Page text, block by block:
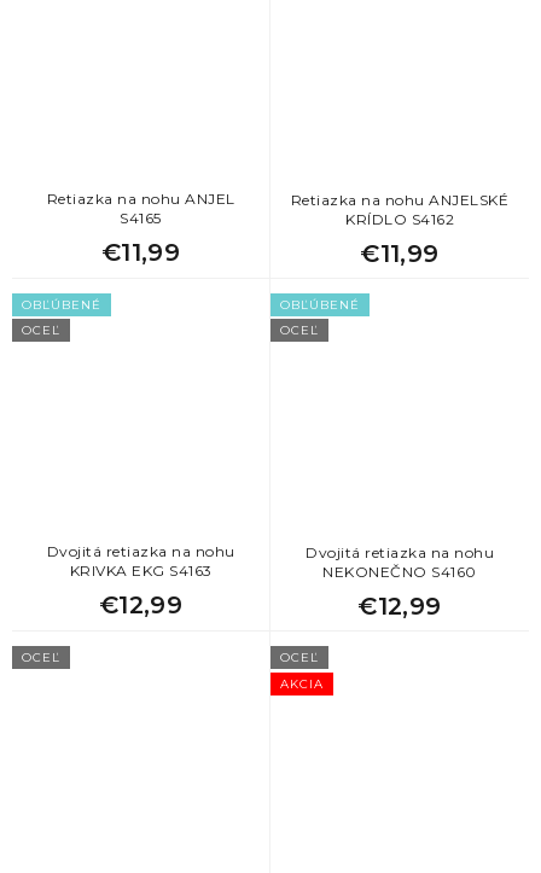
Retiazka na nohu ANJEL
S4165
€11,99
Retiazka na nohu ANJELSKÉ
KRÍDLO S4162
€11,99
OBĽÚBENÉ
OCEĽ
Dvojitá retiazka na nohu
KRIVKA EKG S4163
€12,99
OBĽÚBENÉ
OCEĽ
Dvojitá retiazka na nohu
NEKONEČNO S4160
€12,99
OCEĽ
AKCIA
OCEĽ